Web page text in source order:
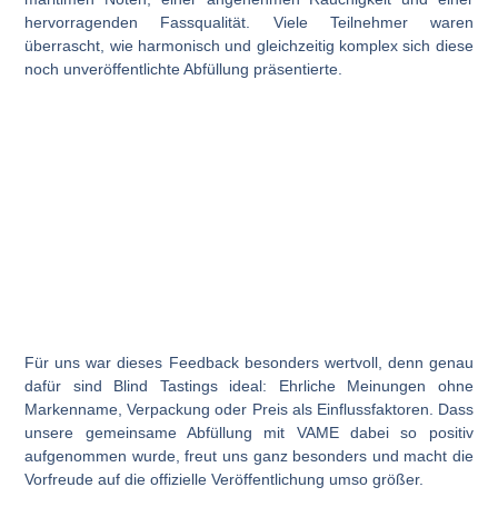
hervorragenden Fassqualität. Viele Teilnehmer waren
überrascht, wie harmonisch und gleichzeitig komplex sich diese
noch unveröffentlichte Abfüllung präsentierte.
Für uns war dieses Feedback besonders wertvoll, denn genau
dafür sind Blind Tastings ideal: Ehrliche Meinungen ohne
Markenname, Verpackung oder Preis als Einflussfaktoren. Dass
unsere gemeinsame Abfüllung mit VAMEdabei so positiv
aufgenommen wurde, freut uns ganz besonders und macht die
Vorfreude auf die offizielle Veröffentlichung umso größer.